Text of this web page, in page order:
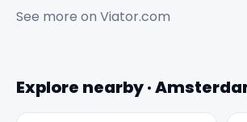
See more on Viator.com
Explore nearby ·